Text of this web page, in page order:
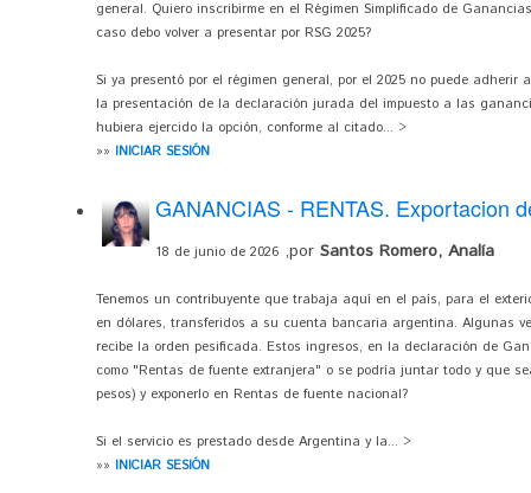
general. Quiero inscribirme en el Régimen Simplificado de
caso debo volver a presentar por RSG 2025?
Si ya presentó por el régimen general, por el 2025 no puede adherir
la presentación de la declaración jurada del impuesto a las
hubiera ejercido la opción, conforme al citado... >
»» INICIAR SESIÓN
GANANCIAS - RENTAS. Exportacion
18 de junio de 2026 ,por Santos Romero, Analía
Tenemos un contribuyente que trabaja aquí en el país, para el
en dólares, transferidos a su cuenta bancaria argentina. Algunas
recibe la orden pesificada. Estos ingresos, en la declaración de
como "Rentas de fuente extranjera" o se podría juntar todo y que
pesos) y exponerlo en Rentas de fuente nacional?
Si el servicio es prestado desde Argentina y la... >
»» INICIAR SESIÓN